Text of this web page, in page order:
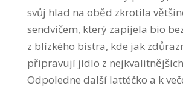
svůj hlad na oběd zkrotila
sendvičem, který zapíjela bio
z blízkého bistra, kde jak
připravují jídlo z
Odpoledne další lattéčko a k